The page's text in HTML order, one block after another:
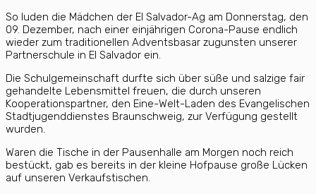
So luden die Mädchen der El Salvador-Ag am Donnerstag, den
09. Dezember, nach einer einjährigen Corona-Pause endlich
wieder zum traditionellen Adventsbasar zugunsten unserer
Partnerschule in El Salvador ein.
Die Schulgemeinschaft durfte sich über süße und salzige fair
gehandelte Lebensmittel freuen, die durch unseren
Kooperationspartner, den Eine-Welt-Laden des Evangelischen
Stadtjugenddienstes Braunschweig, zur Verfügung gestellt
wurden.
Waren die Tische in der Pausenhalle am Morgen noch reich
bestückt, gab es bereits in der kleine Hofpause große Lücken
auf unseren Verkaufstischen.